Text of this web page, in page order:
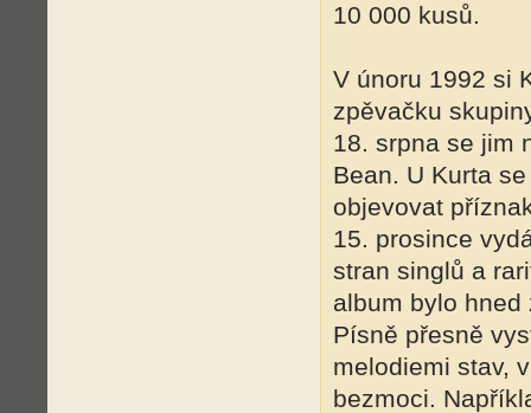
10 000 kusů.
V únoru 1992 si
zpěvačku
18. srpna se jim
Bean. U Kurta
objevovat
15. prosince
stran singlů a
album bylo
Písně přesně
melodiemi stav,
bezmoci.